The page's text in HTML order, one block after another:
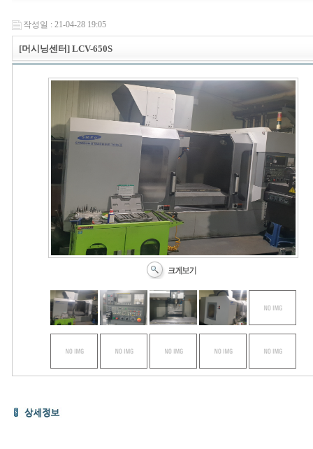
작성일 : 21-04-28 19:05
[머시닝센터] LCV-650S